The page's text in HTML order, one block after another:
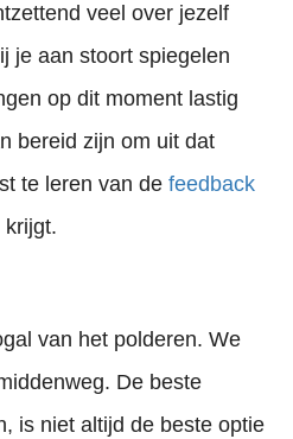
veel over jezelf
je aan stoort spiegelen
op dit moment lastig
bereid zijn om uit dat
te leren van de feedback
krijgt.
van het polderen. We
De beste
is niet altijd de beste optie